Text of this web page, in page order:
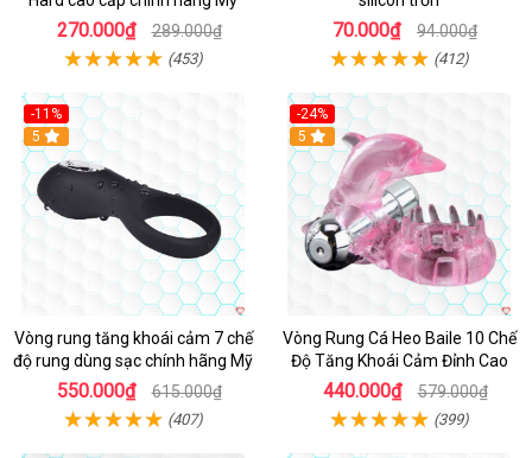
270.000₫ 289.000₫
(453)
70.000₫ 94.000₫
(412)
-11%
5
Vòng rung tăng khoái cảm 7 chế
độ rung dùng sạc chính hãng Mỹ
550.000₫ 615.000₫
(407)
-24%
5
Vòng Rung Cá Heo Baile 10 Chế
Độ Tăng Khoái Cảm Đỉnh Cao
440.000₫ 579.000₫
(399)